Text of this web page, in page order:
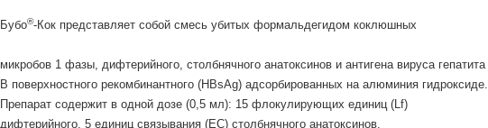
Бубо®-Кок представляет собой смесь убитых формальдегидом коклюшных
микробов 1 фазы, дифтерийного, столбнячного анатоксинов и антигена вируса гепатита
В поверхностного рекомбинантного (HBsAg) адсорбированных на алюминия гидроксиде.
Препарат содержит в одной дозе (0,5 мл): 15 флокулирующих единиц (Lf)
дифтерийного, 5 единиц связывания (ЕС) столбнячного анатоксинов,